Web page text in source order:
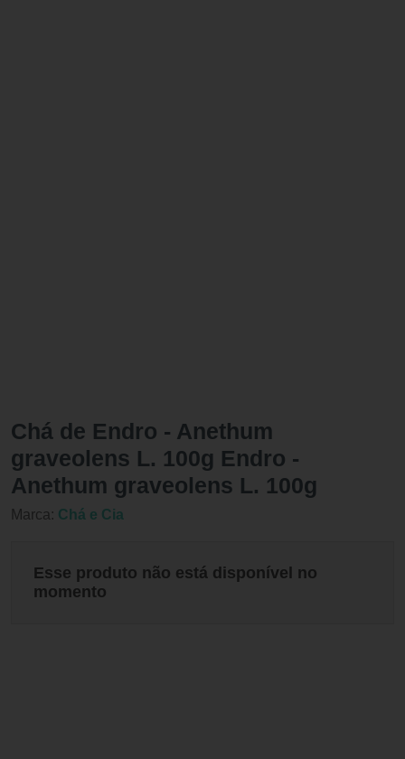
Chá de Endro - Anethum
graveolens L. 100g Endro -
Anethum graveolens L. 100g
Marca: Chá e Cia
Esse produto não está disponível no
momento